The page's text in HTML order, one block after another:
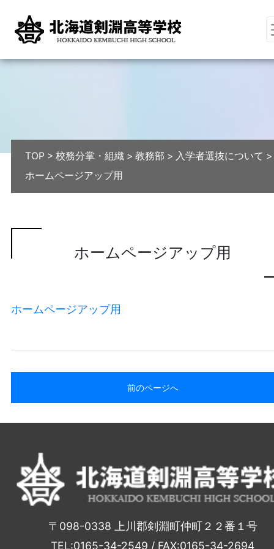
TOP >校務分掌・組織 >教務部 > 入学者選抜について >
ホームページアップ用
ホームページアップ用
ホームページアップ用
前のページへ
〒098-0338 上川郡剣淵町仲町２２番１号
TEL:0165-34-2549 / FAX:0165-34-2694